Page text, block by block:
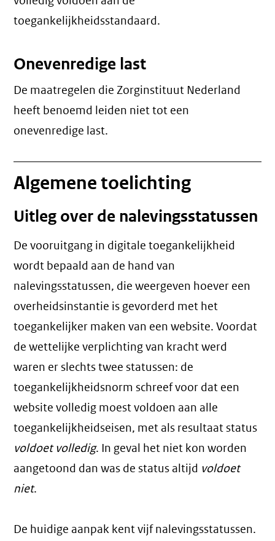
toegankelijkheidsstandaard.
Onevenredige last
De maatregelen die Zorginstituut Nederland
heeft benoemd leiden niet tot een
onevenredige last.
Algemene toelichting
Uitleg over de nalevingsstatussen
De vooruitgang in digitale toegankelijkheid
wordt bepaald aan de hand van
nalevingsstatussen, die weergeven hoever een
overheidsinstantie is gevorderd met het
toegankelijker maken van een website. Voordat
de wettelijke verplichting van kracht werd
waren er slechts twee statussen: de
toegankelijkheidsnorm schreef voor dat een
website volledig moest voldoen aan alle
toegankelijkheidseisen, met als resultaat status
voldoet volledig. In geval het niet kon worden
aangetoond dan was de status altijd voldoet
niet.
De huidige aanpak kent vijf nalevingsstatussen.